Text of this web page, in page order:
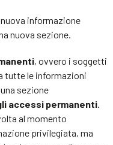
informazione
nuova sezione.
, ovvero i soggetti
tutte le informazioni
sezione
accessi permanenti.
al momento
privilegiata, ma